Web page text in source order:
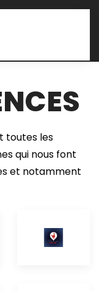
toutes les
qui nous font
et notamment